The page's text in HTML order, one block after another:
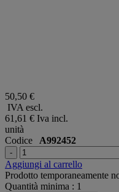
50,50 €
IVA escl.
61,61 € Iva incl.
unità
Codice A992452
-
Aggiungi al carrello
Prodotto temporaneamente
Quantità minima : 1